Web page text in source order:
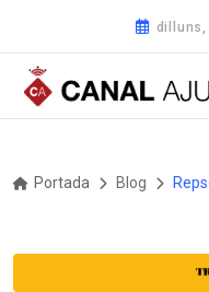
dilluns,
Portada Blog